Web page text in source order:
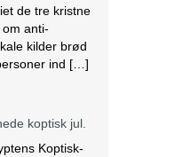
de tre kristne
anti-
kilder brød
ind […]
koptisk jul.
Koptisk-